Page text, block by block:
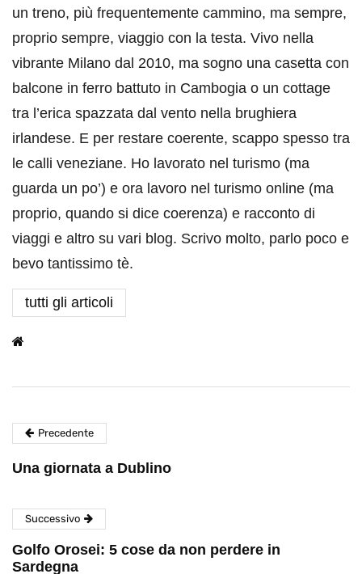
un treno, più frequentemente cammino, ma sempre,
proprio sempre, viaggio con la testa. Vivo nella
vibrante Milano dal 2010, ma sogno una casetta con
balcone in ferro battuto in Cambogia o un cottage
tra l’erica spazzata dal vento nella brughiera
irlandese. E per restare coerente, scappo spesso tra
le calli veneziane. Ho lavorato nel turismo (ma
guarda un po’) e ora lavoro nel turismo online (ma
proprio, quando si dice coerenza) e racconto di
viaggi e altro su vari blog. Scrivo molto, parlo poco e
bevo tantissimo tè.
tutti gli articoli
Precedente
Una giornata a Dublino
Successivo
Golfo Orosei: 5 cose da non perdere in
Sardegna